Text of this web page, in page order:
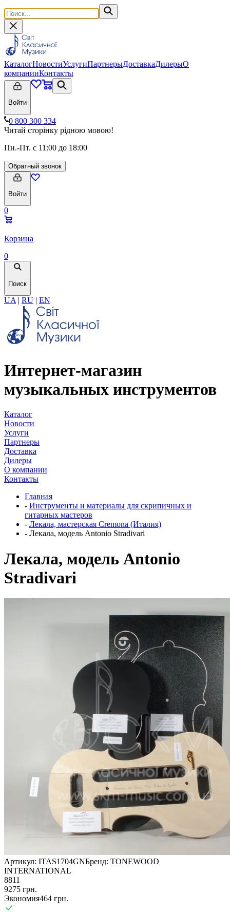
КаталогНовостиУслугиПартнерыДоставкаДилерыО
компанииКонтакты
Войти
0 800 300 334
Читай сторінку рідною мовою!
Пн.-Пт. с 11:00 до 18:00
Обратный звонок
Войти
0
Корзина
0
Поиск
UA | RU | EN
Интернет-магазин
музыкальных инструментов
Каталог
Новости
Услуги
Партнеры
Доставка
Дилеры
О компании
Контакты
Главная
- Инструменты и материалы для скрипичных и
гитарных мастеров
- Лекала, мастерская Cremona (Италия)
- Лекала, модель Antonio Stradivari
Лекала, модель Antonio
Stradivari
Артикул: ITAS1704GNБренд: TONEWOOD
INTERNATIONAL
8811
9275 грн.
Экономия464 грн.